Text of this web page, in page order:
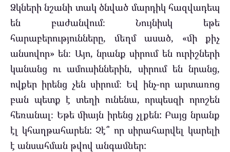
Ձկների նշանի տակ ծնված մարդիկ հազվադեպ
են բաժանվում։ Նույնիսկ եթե
հարաբերությունները, մեղմ ասած, «մի քիչ
անսովոր» են։ Այո, նրանք սիրում են ուրիշների
կանանց ու ամուսիններին, սիրում են նրանց,
ովքեր իրենց չեն սիրում։ Եվ ինչ-որ արտառոց
բան պետք է տեղի ունենա, որպեսզի որոշեն
հեռանալ։ Եթե ​​միայն իրենց չլքեն: Բայց նրանք
էլ կհաղթահարեն: Չէ՞ որ սիրահարվել կարելի
է անսահման թվով անգամներ: